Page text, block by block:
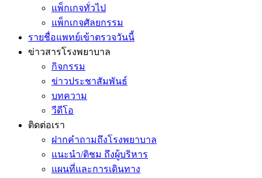
แพ็กเกจทั่วไป
แพ็กเกจศัลยกรรม
รายชื่อแพทย์เข้าตรวจวันนี้
ข่าวสารโรงพยาบาล
กิจกรรม
ข่าวประชาสัมพันธ์
บทความ
วีดีโอ
ติดต่อเรา
ฝากคำถามถึงโรงพยาบาล
แนะนำ/ติชม ถึงผู้บริหาร
แผนที่และการเดินทาง